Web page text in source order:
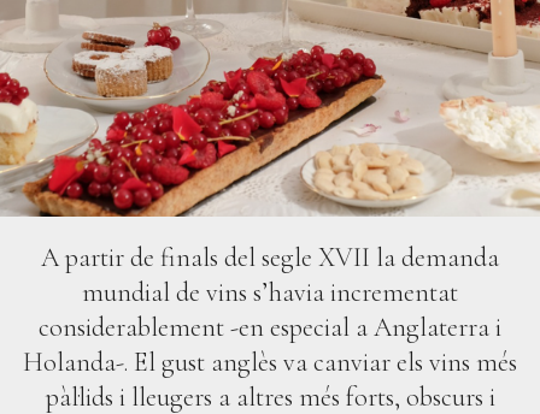
A partir de finals del segle XVII la demanda
mundial de vins s’havia incrementat
considerablement -en especial a Anglaterra i
Holanda-. El gust anglès va canviar els vins més
pàl·lids i lleugers a altres més forts, obscurs i